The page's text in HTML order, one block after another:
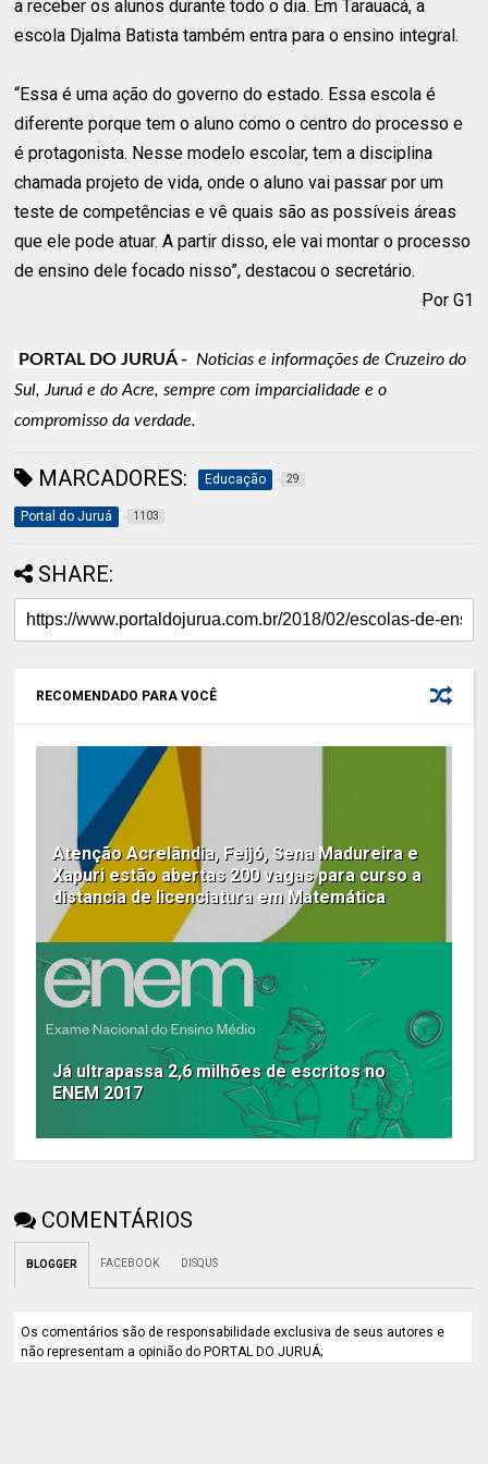
a receber os alunos durante todo o dia. Em Tarauacá, a
escola Djalma Batista também entra para o ensino integral.
“Essa é uma ação do governo do estado. Essa escola é
diferente porque tem o aluno como o centro do processo e
é protagonista. Nesse modelo escolar, tem a disciplina
chamada projeto de vida, onde o aluno vai passar por um
teste de competências e vê quais são as possíveis áreas
que ele pode atuar. A partir disso, ele vai montar o processo
de ensino dele focado nisso”, destacou o secretário.
Por G1
PORTAL DO JURUÁ -
Noticias e informações de Cruzeiro do
Sul, Juruá e do Acre, sempre com imparcialidade e o
compromisso da verdade.
MARCADORES: Educação 29
Portal do Juruá 1103
SHARE:
RECOMENDADO PARA VOCÊ
Atenção Acrelândia, Feijó, Sena Madureira e
Xapuri estão abertas 200 vagas para curso a
distancia de licenciatura em Matemática
Já ultrapassa 2,6 milhões de escritos no
ENEM 2017
COMENTÁRIOS
BLOGGER FACEBOOK DISQUS
Os comentários são de responsabilidade exclusiva de seus autores e
não representam a opinião do PORTAL DO JURUÁ;